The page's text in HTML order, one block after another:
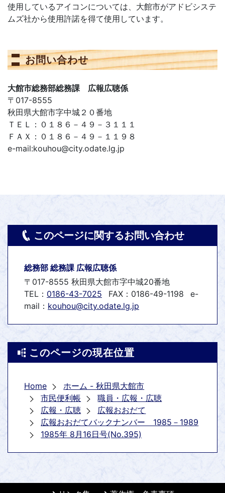
使用しているアイコンについては、大館市がアドビシステ
ムズ社から使用許諾を得て使用しています。
お問い合わせ
大館市総務部総務課 広報広聴係
〒017-8555
秋田県大館市字中城２０番地
ＴＥＬ：０１８６－４９－３１１１
ＦＡＸ：０１８６－４９－１１９８
e-mail:kouhou@city.odate.lg.jp
このページに関するお問い合わせ
総務部 総務課 広報広聴係
〒017-8555 秋田県大館市字中城20番地
TEL： 0186-43-7025 FAX：0186-49-1198
e-
mail： kouhou@city.odate.lg.jp
このページの現在位置
Home
ホーム - 秋田県大館市
市民便利帳
職員・広報・広聴
広報・広聴
広報おおだて
広報おおだてバックナンバー 1985－1989
1985年 8月16日号(No.395)